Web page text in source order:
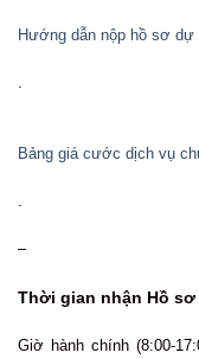
Hướng dẫn nộp hồ sơ
.
Bảng giá cước dịch vụ
.
–
Thời gian nhận Hồ
Giờ hành chính (8:00-